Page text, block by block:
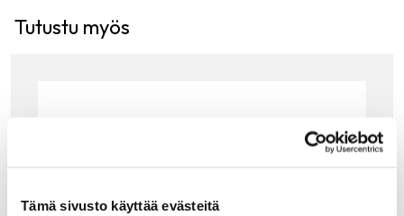
Tämä sivusto käyttää evästeitä
Tutustu myös